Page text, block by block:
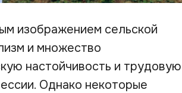
изображением сельской
и множество
настойчивость и трудовую
Однако некоторые